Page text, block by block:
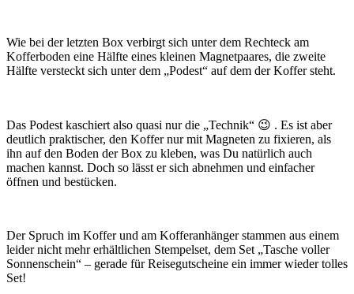
Wie bei der letzten Box verbirgt sich unter dem Rechteck am
Kofferboden eine Hälfte eines kleinen Magnetpaares, die zweite
Hälfte versteckt sich unter dem „Podest“ auf dem der Koffer steht.
Das Podest kaschiert also quasi nur die „Technik“ 😉 . Es ist aber
deutlich praktischer, den Koffer nur mit Magneten zu fixieren, als
ihn auf den Boden der Box zu kleben, was Du natürlich auch
machen kannst. Doch so lässt er sich abnehmen und einfacher
öffnen und bestücken.
Der Spruch im Koffer und am Kofferanhänger stammen aus einem
leider nicht mehr erhältlichen Stempelset, dem Set „Tasche voller
Sonnenschein“ – gerade für Reisegutscheine ein immer wieder tolles
Set!